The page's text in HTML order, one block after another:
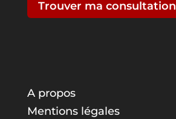
Trouver ma consultation
A propos
Mentions légales